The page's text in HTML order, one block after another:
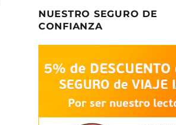
NUESTRO SEGURO DE
CONFIANZA